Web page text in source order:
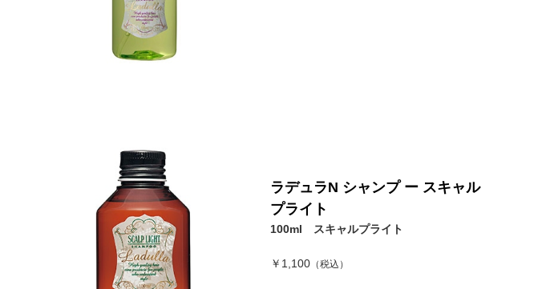
ラデュラN シャンプ ー スキャル
プライト
100ml スキャルプライト
￥1,100 （税込）